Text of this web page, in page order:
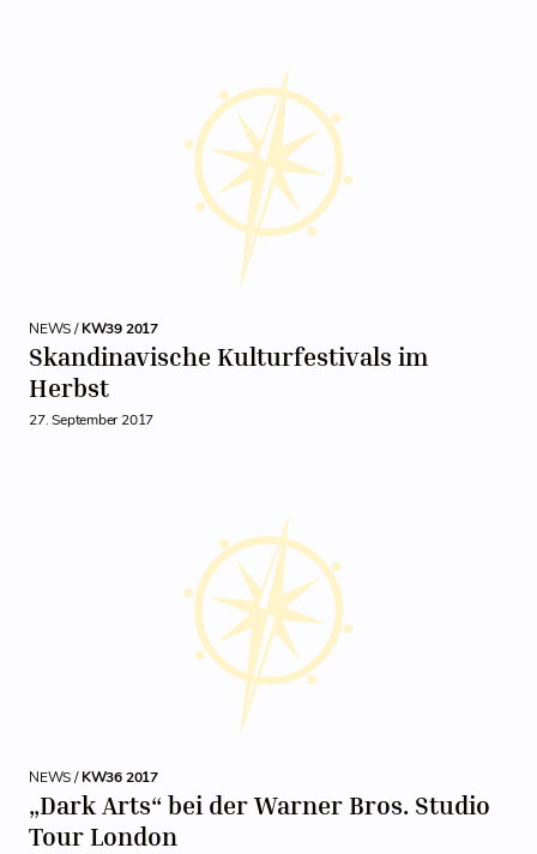
NEWS /KW39 2017
Skandinavische Kulturfestivals im
Herbst
27. September 2017
NEWS /KW36 2017
„Dark Arts“ bei der Warner Bros. Studio
Tour London